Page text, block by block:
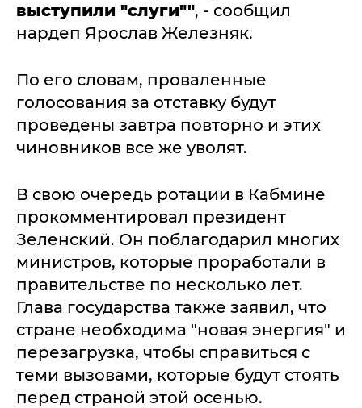
выступили "слуги"", - сообщил
нардеп Ярослав Железняк.
По его словам, проваленные
голосования за отставку будут
проведены завтра повторно и этих
чиновников все же уволят.
В свою очередь ротации в Кабмине
прокомментировал президент
Зеленский. Он поблагодарил многих
министров, которые проработали в
правительстве по несколько лет.
Глава государства также заявил, что
стране необходима "новая энергия" и
перезагрузка, чтобы справиться с
теми вызовами, которые будут стоять
перед страной этой осенью.